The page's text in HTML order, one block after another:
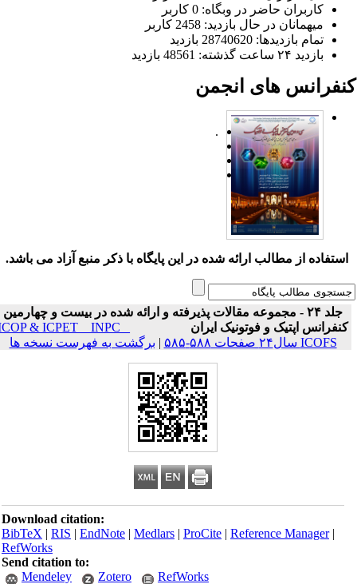
کاربران حاضر در وبگاه: 0 کاربر
میهمانان در حال بازدید: 2458 کاربر
تمام بازدید‌ها: 28740620 بازدید
بازدید ۲۴ ساعت گذشته: 48561 بازدید
های انجمن
.
استفاده از مطالب ارائه شده در این پایگاه با ذکر منبع آزاد می باشد.
جلد ۲۴ - مجموعه مقالات پذیرفته و ارائه شده در بیست و چهارمین
کنفرانس اپتیک و فوتونیک ایران
ICOP & ICPET _ INPC _
ICOFS سال۲۴ صفحات ۵۸۸-۵۸۵
|برگشت به فهرست نسخه ها
Download citation:
BibTeX|RIS|EndNote|Medlars|ProCite|Reference Manager
RefWorks
Send citation to:
Mendeley
Zotero RefWorks